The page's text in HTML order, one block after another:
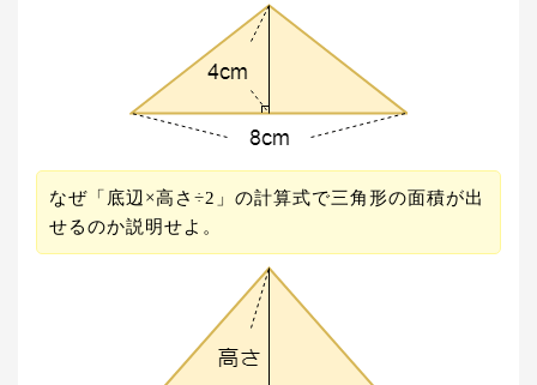
なぜ「底辺×高さ÷2」の計算式で三角形の面積が出
せるのか説明せよ。